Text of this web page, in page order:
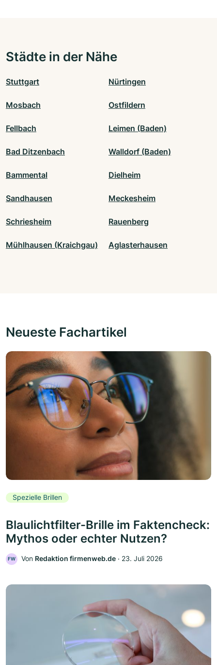
Städte in der Nähe
Stuttgart Nürtingen
Mosbach Ostfildern
Fellbach Leimen (Baden)
Bad Ditzenbach Walldorf (Baden)
Bammental Dielheim
Sandhausen Meckesheim
Schriesheim Rauenberg
Mühlhausen (Kraichgau) Aglasterhausen
Neueste Fachartikel
Spezielle Brillen
Blaulichtfilter-Brille im Faktencheck:
Mythos oder echter Nutzen?
FW Von Redaktion firmenweb.de ‧ 23. Juli 2026